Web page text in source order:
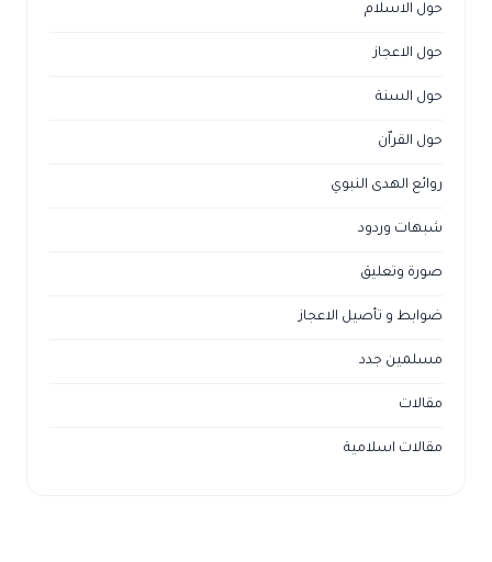
حول الاسلام
حول الاعجاز
حول السنة
حول القراّن
روائع الهدى النبوي
شبهات وردود
صورة وتعليق
ضوابط و تأصيل الاعجاز
مسلمين جدد
مقالات
مقالات اسلامية